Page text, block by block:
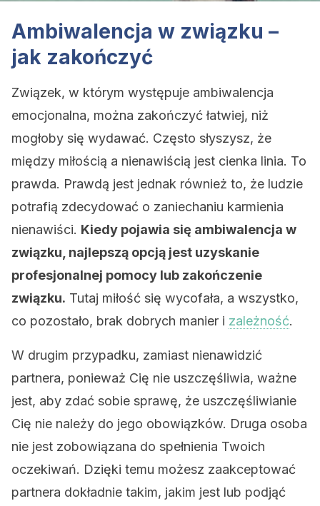
Ambiwalencja w związku –
jak zakończyć
Związek, w którym występuje ambiwalencja
emocjonalna, można zakończyć łatwiej, niż
mogłoby się wydawać. Często słyszysz, że
między miłością a nienawiścią jest cienka linia. To
prawda. Prawdą jest jednak również to, że ludzie
potrafią zdecydować o zaniechaniu karmienia
nienawiści. Kiedy pojawia się ambiwalencja w
związku, najlepszą opcją jest uzyskanie
profesjonalnej pomocy lub zakończenie
związku. Tutaj miłość się wycofała, a wszystko,
co pozostało, brak dobrych manier i zależność.
W drugim przypadku, zamiast nienawidzić
partnera, ponieważ Cię nie uszczęśliwia, ważne
jest, aby zdać sobie sprawę, że uszczęśliwianie
Cię nie należy do jego obowiązków. Druga osoba
nie jest zobowiązana do spełnienia Twoich
oczekiwań. Dzięki temu możesz zaakceptować
partnera dokładnie takim, jakim jest lub podjąć